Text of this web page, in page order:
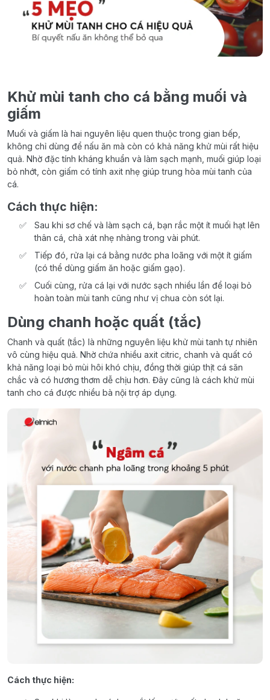
Khử mùi tanh cho cá bằng muối và
giấm
Muối và giấm là hai nguyên liệu quen thuộc trong gian bếp,
không chỉ dùng để nấu ăn mà còn có khả năng khử mùi rất hiệu
quả. Nhờ đặc tính kháng khuẩn và làm sạch mạnh, muối giúp loại
bỏ nhớt, còn giấm có tính axit nhẹ giúp trung hòa mùi tanh của
cá.
Cách thực hiện:
Sau khi sơ chế và làm sạch cá, bạn rắc một ít muối hạt lên
thân cá, chà xát nhẹ nhàng trong vài phút.
Tiếp đó, rửa lại cá bằng nước pha loãng với một ít giấm
(có thể dùng giấm ăn hoặc giấm gạo).
Cuối cùng, rửa cá lại với nước sạch nhiều lần để loại bỏ
hoàn toàn mùi tanh cũng như vị chua còn sót lại.
Dùng chanh hoặc quất (tắc)
Chanh và quất (tắc) là những nguyên liệu khử mùi tanh tự nhiên
vô cùng hiệu quả. Nhờ chứa nhiều axit citric, chanh và quất có
khả năng loại bỏ mùi hôi khó chịu, đồng thời giúp thịt cá săn
chắc và có hương thơm dễ chịu hơn. Đây cũng là cách khử mùi
tanh cho cá được nhiều bà nội trợ áp dụng.
Cách thực hiện: